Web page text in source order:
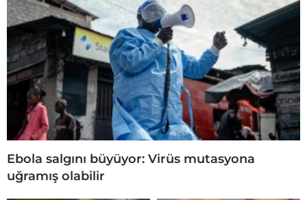
Ebola salgını büyüyor: Virüs mutasyona
uğramış olabilir